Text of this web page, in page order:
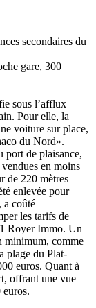
secondaires du
gare, 300
sous l’afflux
Pour elle, la
voiture sur place,
du Nord».
port de plaisance,
en moins
de 220 mètres
enlevée pour
a coûté
les tarifs de
Royer Immo. Un
minimum, comme
plage du Plat-
euros. Quant à
offrant une vue
euros.